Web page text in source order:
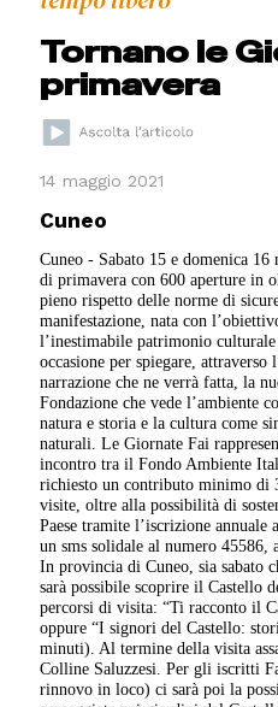
Tornano le
primavera
14 maggio 2021
Cuneo
Cuneo - Sabato 15 e domenica
di primavera con 600 aperture in
pieno rispetto delle norme di
manifestazione, nata con
l’inestimabile patrimonio culturale
occasione per spiegare, attraverso
narrazione che ne verrà fatta, la
Fondazione che vede l’ambiente
natura e storia e la cultura come
naturali. Le Giornate Fai
incontro tra il Fondo Ambiente
richiesto un contributo minimo di
visite, oltre alla possibilità di
Paese tramite l’iscrizione
un sms solidale al numero 45586,
In provincia di Cuneo, sia sabato
sarà possibile scoprire il Castello
percorsi di visita: “Ti racconto il
oppure “I signori del Castello:
minuti). Al termine della visita
Colline Saluzzesi. Per gli iscritti
rinnovo in loco) ci sarà poi la